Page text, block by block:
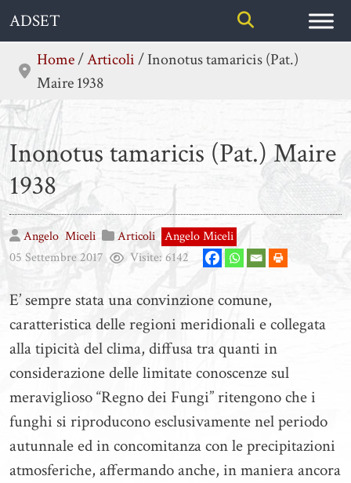
Skip
content
ADSET
Home/Articoli/Inonotus tamaricis (Pat.)
Maire 1938
Inonotus tamaricis (Pat.) Maire
1938
Angelo Miceli Articoli Angelo Miceli
05 Settembre 2017
Visite:6142
E’ sempre stata una convinzione comune,
caratteristica delle regioni meridionali e collegata
alla tipicità del clima, diffusa tra quanti in
considerazione delle limitate conoscenze sul
meraviglioso “Regno dei Fungi” ritengono che i
funghi si riproducono esclusivamente nel periodo
autunnale ed in concomitanza con le precipitazioni
atmosferiche, affermando anche, in maniera ancora